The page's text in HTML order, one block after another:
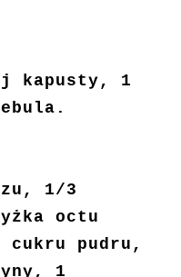
kapusty, 1
1/3
octu
cukru pudru,
1